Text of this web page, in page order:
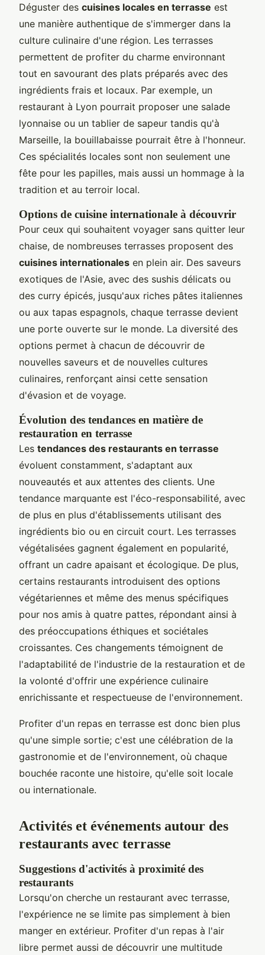
Déguster des cuisines locales en terrasse est
une manière authentique de s'immerger dans la
culture culinaire d'une région. Les terrasses
permettent de profiter du charme environnant
tout en savourant des plats préparés avec des
ingrédients frais et locaux. Par exemple, un
restaurant à Lyon pourrait proposer une salade
lyonnaise ou un tablier de sapeur tandis qu'à
Marseille, la bouillabaisse pourrait être à l'honneur.
Ces spécialités locales sont non seulement une
fête pour les papilles, mais aussi un hommage à la
tradition et au terroir local.
Options de cuisine internationale à découvrir
Pour ceux qui souhaitent voyager sans quitter leur
chaise, de nombreuses terrasses proposent des
cuisines internationales en plein air. Des saveurs
exotiques de l'Asie, avec des sushis délicats ou
des curry épicés, jusqu'aux riches pâtes italiennes
ou aux tapas espagnols, chaque terrasse devient
une porte ouverte sur le monde. La diversité des
options permet à chacun de découvrir de
nouvelles saveurs et de nouvelles cultures
culinaires, renforçant ainsi cette sensation
d'évasion et de voyage.
Évolution des tendances en matière de
restauration en terrasse
Les tendances des restaurants en terrasse
évoluent constamment, s'adaptant aux
nouveautés et aux attentes des clients. Une
tendance marquante est l'éco-responsabilité, avec
de plus en plus d'établissements utilisant des
ingrédients bio ou en circuit court. Les terrasses
végétalisées gagnent également en popularité,
offrant un cadre apaisant et écologique. De plus,
certains restaurants introduisent des options
végétariennes et même des menus spécifiques
pour nos amis à quatre pattes, répondant ainsi à
des préoccupations éthiques et sociétales
croissantes. Ces changements témoignent de
l'adaptabilité de l'industrie de la restauration et de
la volonté d'offrir une expérience culinaire
enrichissante et respectueuse de l'environnement.
Profiter d'un repas en terrasse est donc bien plus
qu'une simple sortie; c'est une célébration de la
gastronomie et de l'environnement, où chaque
bouchée raconte une histoire, qu'elle soit locale
ou internationale.
Activités et événements autour des
restaurants avec terrasse
Suggestions d'activités à proximité des
restaurants
Lorsqu'on cherche un restaurant avec terrasse,
l'expérience ne se limite pas simplement à bien
manger en extérieur. Profiter d'un repas à l'air
libre permet aussi de découvrir une multitude